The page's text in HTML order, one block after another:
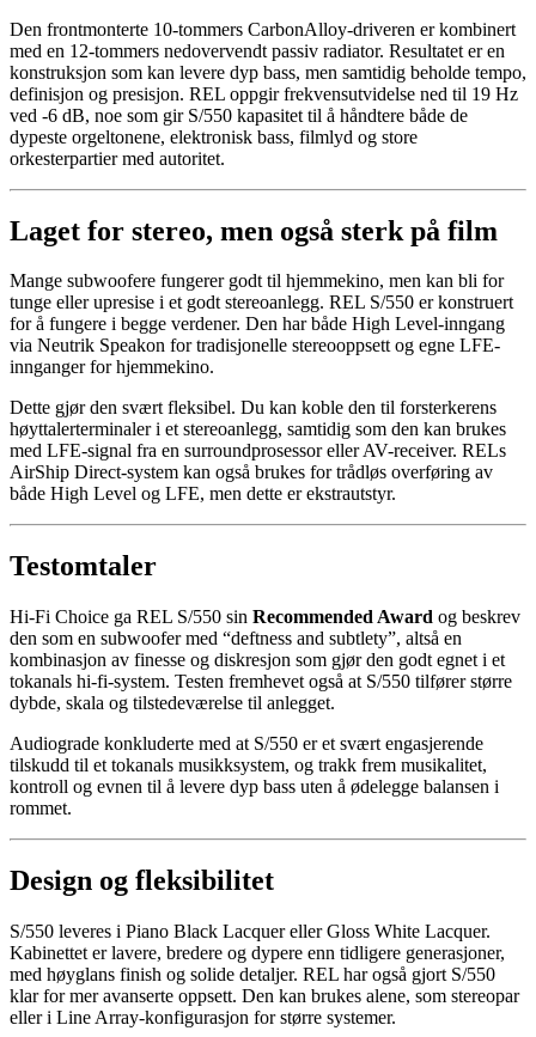
Den frontmonterte 10-tommers CarbonAlloy-driveren er kombinert
med en 12-tommers nedovervendt passiv radiator. Resultatet er en
konstruksjon som kan levere dyp bass, men samtidig beholde tempo,
definisjon og presisjon. REL oppgir frekvensutvidelse ned til 19 Hz
ved -6 dB, noe som gir S/550 kapasitet til å håndtere både de
dypeste orgeltonene, elektronisk bass, filmlyd og store
orkesterpartier med autoritet.
Laget for stereo, men også sterk på film
Mange subwoofere fungerer godt til hjemmekino, men kan bli for
tunge eller upresise i et godt stereoanlegg. REL S/550 er konstruert
for å fungere i begge verdener. Den har både High Level-inngang
via Neutrik Speakon for tradisjonelle stereooppsett og egne LFE-
innganger for hjemmekino.
Dette gjør den svært fleksibel. Du kan koble den til forsterkerens
høyttalerterminaler i et stereoanlegg, samtidig som den kan brukes
med LFE-signal fra en surroundprosessor eller AV-receiver. RELs
AirShip Direct-system kan også brukes for trådløs overføring av
både High Level og LFE, men dette er ekstrautstyr.
Testomtaler
Hi-Fi Choice ga REL S/550 sin Recommended Award og beskrev
den som en subwoofer med “deftness and subtlety”, altså en
kombinasjon av finesse og diskresjon som gjør den godt egnet i et
tokanals hi-fi-system. Testen fremhevet også at S/550 tilfører større
dybde, skala og tilstedeværelse til anlegget.
Audiograde konkluderte med at S/550 er et svært engasjerende
tilskudd til et tokanals musikksystem, og trakk frem musikalitet,
kontroll og evnen til å levere dyp bass uten å ødelegge balansen i
rommet.
Design og fleksibilitet
S/550 leveres i Piano Black Lacquer eller Gloss White Lacquer.
Kabinettet er lavere, bredere og dypere enn tidligere generasjoner,
med høyglans finish og solide detaljer. REL har også gjort S/550
klar for mer avanserte oppsett. Den kan brukes alene, som stereopar
eller i Line Array-konfigurasjon for større systemer.